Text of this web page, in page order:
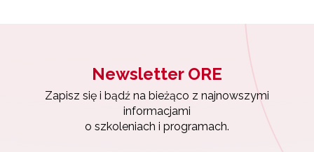
Newsletter ORE
Zapisz się i bądź na bieżąco z najnowszymi
informacjami
o szkoleniach i programach.